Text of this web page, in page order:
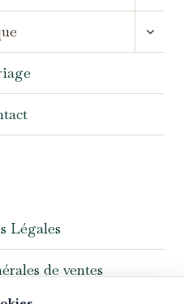
MENU
MENU
Légales
de ventes